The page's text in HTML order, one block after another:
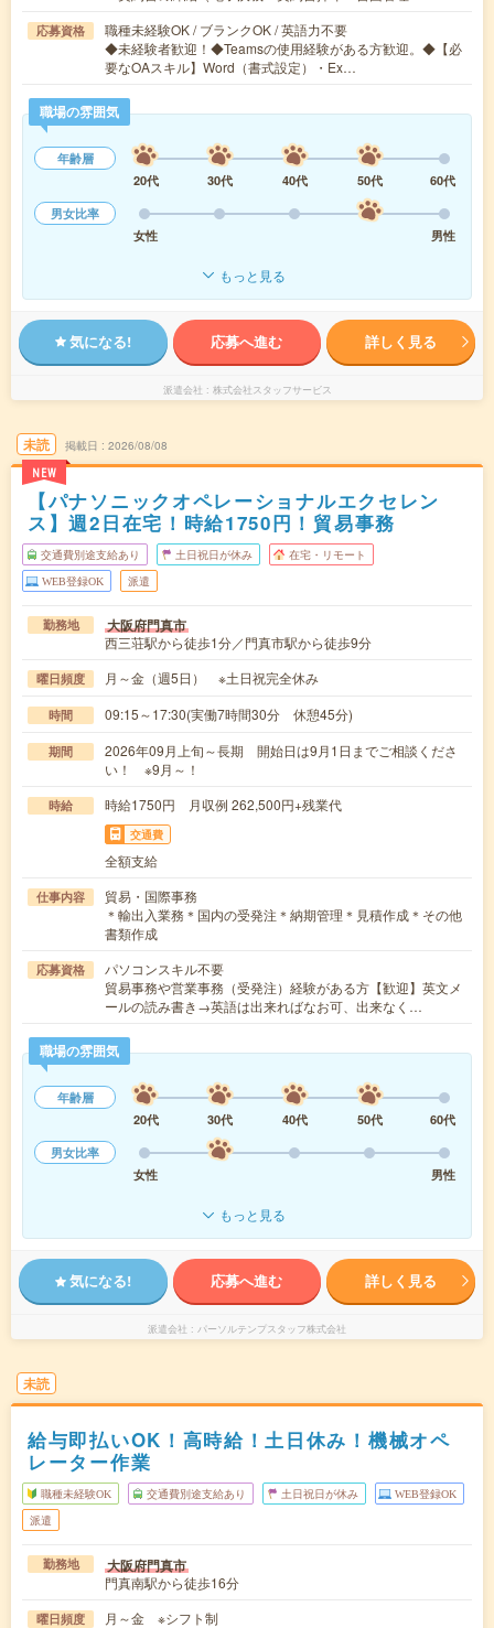
応募資格
職種未経験OK / ブランクOK / 英語力不要
◆未経験者歓迎！◆Teamsの使用経験がある方歓迎。◆【必
要なOAスキル】Word（書式設定）・Ex…
職場の雰囲気
年齢層
20代
30代 40代 50代
60代
男女比率
女性
男性
もっと見る
気になる! 応募へ進む 詳しく見る
派遣会社 株式会社スタッフサービス
未読
NEW
掲載日 2026/08/08
【パナソニックオペレーショナルエクセレン
ス】週2日在宅！時給1750円！貿易事務
交通費別途支給あり 土日祝日が休み 在宅・リモート
WEB登録OK 派遣
勤務地 大阪府門真市
西三荘駅から徒歩1分／門真市駅から徒歩9分
曜日頻度 月～金（週5日） ※土日祝完全休み
時間 09:15～17:30(実働7時間30分 休憩45分)
期間
2026年09月上旬～長期 開始日は9月1日までご相談くださ
い！ ※9月～！
時給 時給1750円 月収例 262,500円+残業代
交通費
全額支給
仕事内容
貿易・国際事務
＊輸出入業務＊国内の受発注＊納期管理＊見積作成＊その他
書類作成
応募資格
パソコンスキル不要
貿易事務や営業事務（受発注）経験がある方【歓迎】英文メ
ールの読み書き→英語は出来ればなお可、出来なく…
職場の雰囲気
年齢層
20代
30代 40代 50代
60代
男女比率
女性
男性
もっと見る
気になる! 応募へ進む 詳しく見る
派遣会社 パーソルテンプスタッフ株式会社
未読
給与即払いOK！高時給！土日休み！機械オペ
レーター作業
職種未経験OK 交通費別途支給あり 土日祝日が休み WEB登録OK
派遣
勤務地 大阪府門真市
門真南駅から徒歩16分
曜日頻度 月～金 ※シフト制